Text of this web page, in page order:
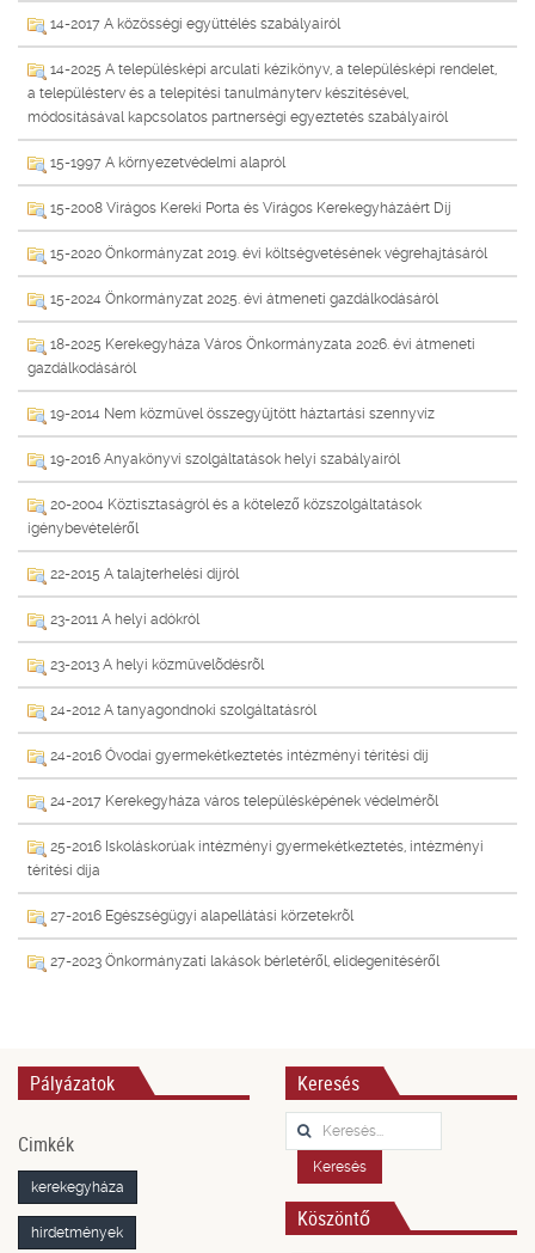
14-2017 A közösségi együttélés szabályairól
14-2025 A településképi arculati kézikönyv, a településképi rendelet,
a településterv és a telepítési tanulmányterv készítésével,
módosításával kapcsolatos partnerségi egyeztetés szabályairól
15-1997 A környezetvédelmi alapról
15-2008 Virágos Kereki Porta és Virágos Kerekegyházáért Díj
15-2020 Önkormányzat 2019. évi költségvetésének végrehajtásáról
15-2024 Önkormányzat 2025. évi átmeneti gazdálkodásáról
18-2025 Kerekegyháza Város Önkormányzata 2026. évi átmeneti
gazdálkodásáról
19-2014 Nem közmûvel összegyûjtött háztartási szennyvíz
19-2016 Anyakönyvi szolgáltatások helyi szabályairól
20-2004 Köztisztaságról és a kötelező közszolgáltatások
igénybevételéről
22-2015 A talajterhelési díjról
23-2011 A helyi adókról
23-2013 A helyi közmûvelõdésrõl
24-2012 A tanyagondnoki szolgáltatásról
24-2016 Óvodai gyermekétkeztetés intézményi térítési díj
24-2017 Kerekegyháza város településképének védelmérõl
25-2016 Iskoláskorúak intézményi gyermekétkeztetés, intézményi
térítési díja
27-2016 Egészségügyi alapellátási körzetekrõl
27-2023 Önkormányzati lakások bérletéről, elidegenítéséről
Pályázatok
Cimkék
kerekegyháza
hirdetmények
Keresés
Keresés...
Keresés
Köszöntő